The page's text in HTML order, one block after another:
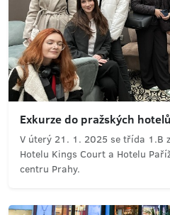
Exkurze do pražských hotelů
V úterý 21. 1. 2025 se třída 1.B
Hotelu Kings Court a Hotelu
centru Prahy.